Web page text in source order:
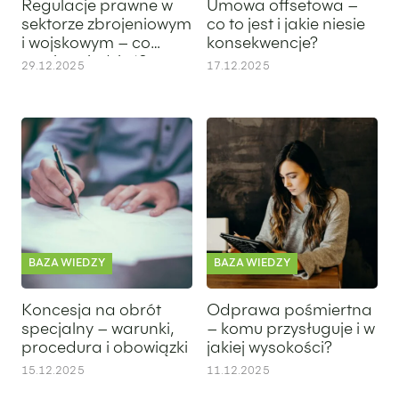
Regulacje prawne w
sektorze zbrojeniowym
i wojskowym – co
musisz wiedzieć?
29.12.2025
Umowa offsetowa –
co to jest i jakie niesie
konsekwencje?
17.12.2025
Koncesja na obrót specjalny – warunki, procedura i
BAZA WIEDZY
Koncesja na obrót
specjalny – warunki,
procedura i obowiązki
15.12.2025
Odprawa pośmiertna – komu
BAZA WIEDZY
Odprawa pośmiertna
– komu przysługuje i w
jakiej wysokości?
11.12.2025